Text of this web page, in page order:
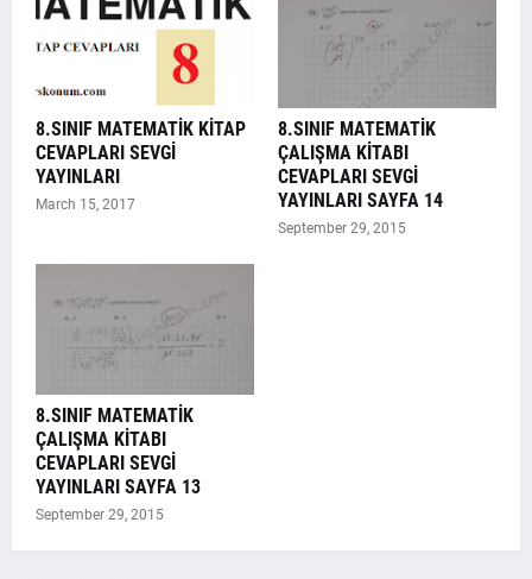
8.SINIF MATEMATİK KİTAP
CEVAPLARI SEVGİ
YAYINLARI
March 15, 2017
8.SINIF MATEMATİK
ÇALIŞMA KİTABI
CEVAPLARI SEVGİ
YAYINLARI SAYFA 14
September 29, 2015
8.SINIF MATEMATİK
ÇALIŞMA KİTABI
CEVAPLARI SEVGİ
YAYINLARI SAYFA 13
September 29, 2015